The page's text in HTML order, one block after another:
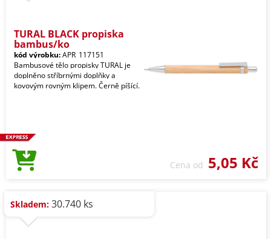
TURAL BLACK propiska
bambus/ko
kód výrobku:APR_117151
Bambusové tělo propisky TURAL je
doplněno stříbrnými doplňky a
kovovým rovným klipem. Černě píšící.
Cena od 5,05 Kč
Skladem: 30.740 ks